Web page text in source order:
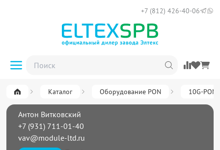
+7 (812) 426-40-06
Каталог Оборудование PON 10G-PON
Антон Витковский
+7 (931) 711-01-40
vav@module-ltd.ru